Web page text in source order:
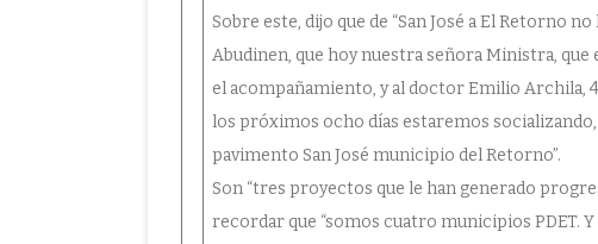
Sobre este, dijo que de “San José a El Retorno
Abudinen, que hoy nuestra señora Ministra,
el acompañamiento, y al doctor Emilio Archila,
los próximos ocho días estaremos
pavimento San José municipio del Retorno”.
Son “tres proyectos que le han generado
recordar que “somos cuatro municipios PDET.